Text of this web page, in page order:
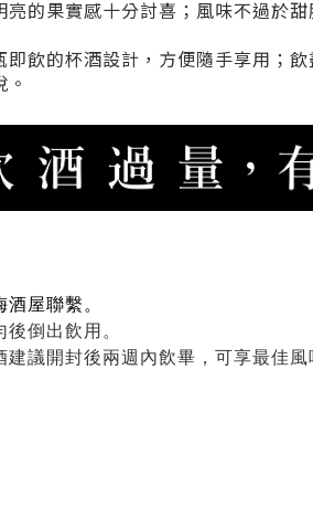
的果實感十分討喜；風味不過於
飲的杯酒設計，方便隨手享用；
屋聯繫。
倒出飲用。
議開封後兩週內飲畢，可享最佳風